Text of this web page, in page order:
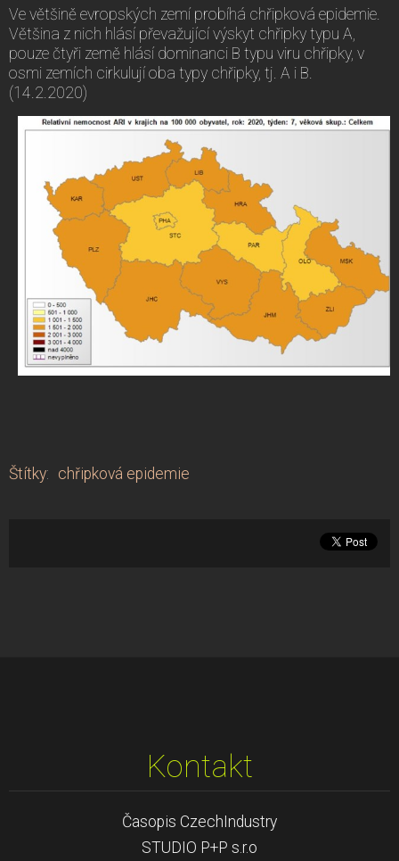
Ve většině evropských zemí probíhá chřipková epidemie.
Většina z nich hlásí převažující výskyt chřipky typu A,
pouze čtyři země hlásí dominanci B typu viru chřipky, v
osmi zemích cirkulují oba typy chřipky, tj. A i B.
(14.2.2020)
Štítky: chřipková epidemie
Kontakt
Časopis CzechIndustry
STUDIO P+P s.r.o